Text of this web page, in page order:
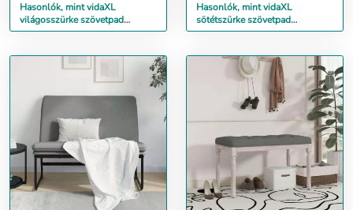
Hasonlók, mint vidaXL
világosszürke szövetpad
párnákkal 113x64,5x75,5 cm
Hasonlók, mint vidaXL
sötétszürke szövetpad
párnákkal 113x64,5x75,5 cm